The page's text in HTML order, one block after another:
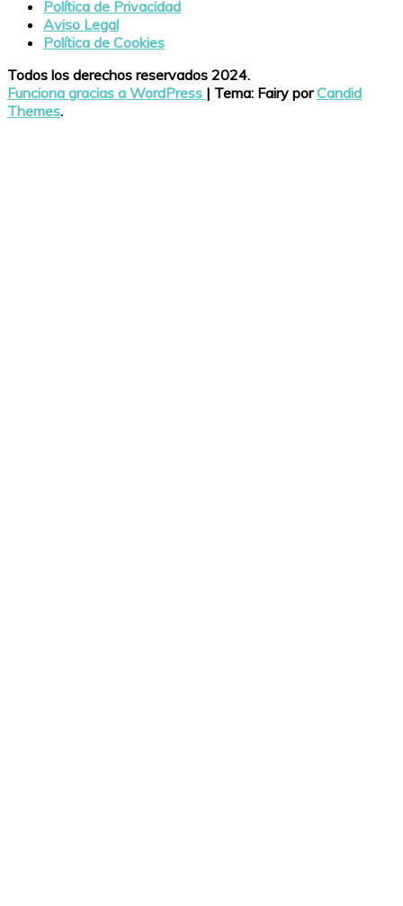
Política de Privacidad
Aviso Legal
Política de Cookies
Todos los derechos reservados 2024.
Funciona gracias a WordPress | Tema: Fairy porCandid
Themes.